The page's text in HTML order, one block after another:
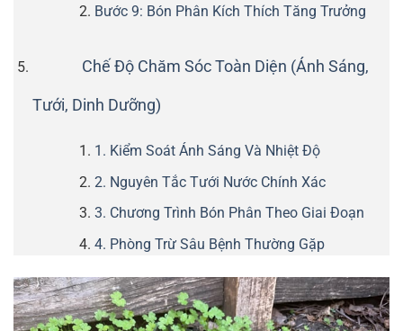
Bước 9: Bón Phân Kích Thích Tăng Trưởng
Chế Độ Chăm Sóc Toàn Diện (Ánh Sáng,
Tưới, Dinh Dưỡng)
1. Kiểm Soát Ánh Sáng Và Nhiệt Độ
2. Nguyên Tắc Tưới Nước Chính Xác
3. Chương Trình Bón Phân Theo Giai Đoạn
4. Phòng Trừ Sâu Bệnh Thường Gặp